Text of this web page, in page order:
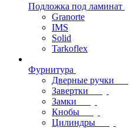
Подложка под ламинат
Granorte
IMS
Solid
Tarkoflex
Фурнитура
Дверные ручки
Завертки
Замки
Кнобы
Цилиндры